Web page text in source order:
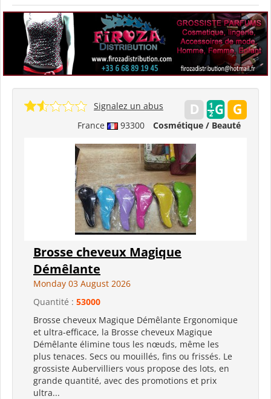
France 93300 Cosmétique / Beauté
Signalez un abus
Brosse cheveux Magique
Démêlante
Monday 03 August 2026
Quantité : 53000
Brosse cheveux Magique Démêlante Ergonomique
et ultra-efficace, la Brosse cheveux Magique
Démêlante élimine tous les nœuds, même les
plus tenaces. Secs ou mouillés, fins ou frissés. Le
grossiste Aubervilliers vous propose des lots, en
grande quantité, avec des promotions et prix
ultra...